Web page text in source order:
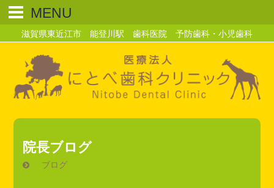
滋賀県東近江市 能登川駅 歯科医院 予防歯科・小児歯科
院長ブログ
ブログ
MENU